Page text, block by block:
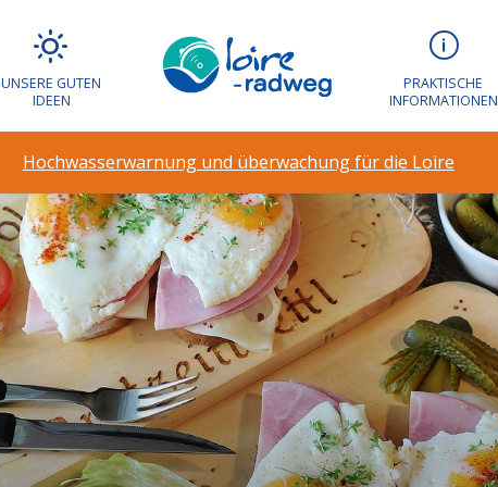
UNSERE GUTEN
IDEEN
PRAKTISCHE
INFORMATIONEN
Hochwasserwarnung und überwachung für die Loire